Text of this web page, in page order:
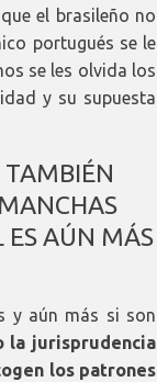
el brasileño no
portugués se le
se les olvida los
y su supuesta
TAMBIÉN
ES AÚN MÁS
y aún más si son
la jurisprudencia
los patrones